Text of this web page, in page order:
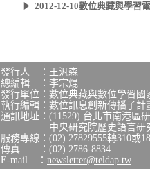
2012-12-10數位典藏與學習
發行人 ：王汎森
總編輯 ：李宗焜
發行單位：數位典藏與數位學習
執行編輯：數位訊息創新傳播子計
通訊地址：(11529) 台北市南港區
中央研究院歷史語言研究
服務專線：(02) 27829555轉310或
傳真 ：(02) 2786-8834
E-mail ： newsletter@teldap.tw